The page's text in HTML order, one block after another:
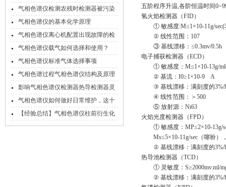
气相色谱仪检测农残时检测器被污染
的处理方法
气相色谱仪的基本化学原理
气相色谱仪离心机配置出现故障的检
查措施
气相色谱仪载气如何选择和使用？
气相色谱仪标准气体选择事项
气相色谱过程气相色谱仪结构及原理
影响气相色谱仪检测器热导检测器灵
敏度的因素
气相色谱仪如何做好日常维护，这十
一个习惯很重要！
【经验总结】气相色谱仪柱前衍生化
的常见方法总汇
五阶程序升温,各阶恒温时间
氢火焰检测器（FID）
① 敏感度:M≤1×10-11g/sec(
② 线性范围：107
③ 基线漂移：≤0.3mv/0.5h
电子捕获检测器（ECD）
① 敏感度：M≤1×10-13g/
② 基流：I0≥1×10-9 A
③ 基线漂移：满刻度的3%/
④ 线性范围：＞500
⑤ 放射源：Ni63
火焰光度检测器（FPD）
① 敏感度：MP≤2×10-13g/
Ms≤5×10-11g/sec（噻吩）
② 基线漂移：满刻度的3%/
热导池检测器（TCD）
① 灵敏度：S≥2000mv.ml/
② 基线漂移：满刻度的3%/